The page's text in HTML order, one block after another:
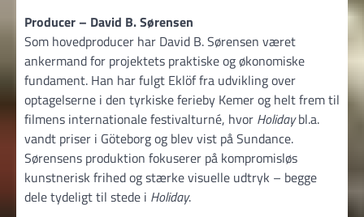
Producer – David B. Sørensen
Som hovedproducer har David B. Sørensen været
ankermand for projektets praktiske og økonomiske
fundament. Han har fulgt Eklöf fra udvikling over
optagelserne i den tyrkiske ferieby Kemer og helt frem til
filmens internationale festivalturné, hvor Holidaybl.a.
vandt priser i Göteborg og blev vist på Sundance.
Sørensens produktion fokuserer på kompromisløs
kunstnerisk frihed og stærke visuelle udtryk – begge
dele tydeligt til stede i Holiday.